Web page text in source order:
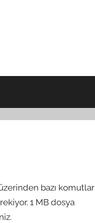
bazı komutlar
1 MB dosya